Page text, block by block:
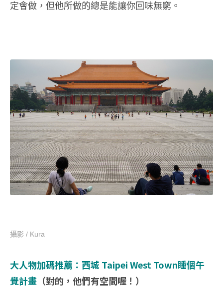
定會做，但他所做的總是能讓你回味無窮。
攝影 / Kura
大人物加碼推薦：西城 Taipei West Town睡個午
覺計畫 （對的，他們有空間喔！）